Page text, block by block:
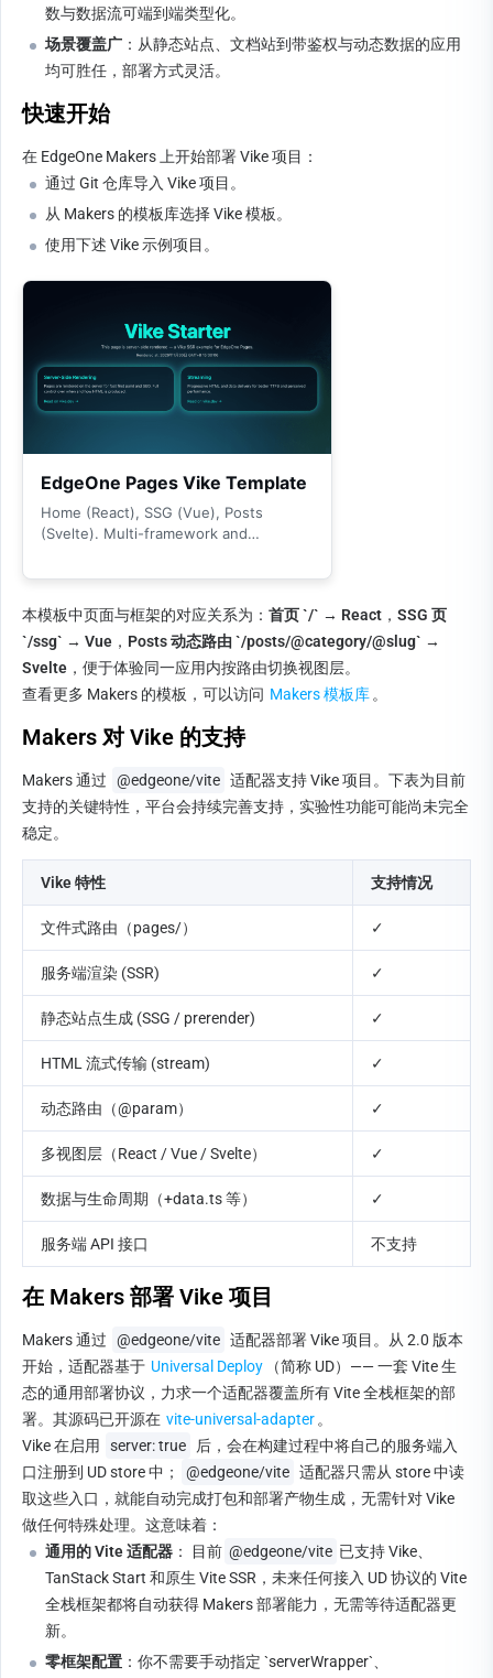
数与数据流可端到端类型化。
场景覆盖广 ：从静态站点、文档站到带鉴权与动态数据的应用
均可胜任，部署方式灵活。
快速开始
在 EdgeOne Makers 上开始部署 Vike 项目：
通过 Git 仓库导入 Vike 项目。
从 Makers 的模板库选择 Vike 模板。
使用下述 Vike 示例项目。
本模板中页面与框架的对应关系为： 首页 `/` → React ， SSG 页
`/ssg` → Vue ， Posts 动态路由 `/posts/@category/@slug` →
Svelte ，便于体验同一应用内按路由切换视图层。
查看更多 Makers 的模板，可以访问 Makers 模板库 。
Makers 对 Vike 的支持
Makers 通过 @edgeone/vite 适配器支持 Vike 项目。下表为目前
支持的关键特性，平台会持续完善支持，实验性功能可能尚未完全
稳定。
Vike 特性 支持情况
文件式路由（pages/） ✓
服务端渲染 (SSR) ✓
静态站点生成 (SSG / prerender) ✓
HTML 流式传输 (stream) ✓
动态路由（@param） ✓
多视图层（React / Vue / Svelte） ✓
数据与生命周期（+data.ts 等） ✓
服务端 API 接口 不支持
在 Makers 部署 Vike 项目
Makers 通过 @edgeone/vite 适配器部署 Vike 项目。从 2.0 版本
开始，适配器基于 Universal Deploy
（简称 UD）—— 一套 Vite 生
态的通用部署协议，力求一个适配器覆盖所有 Vite 全栈框架的部
署。其源码已开源在 vite-universal-adapter 。
Vike 在启用
server: true
后，会在构建过程中将自己的服务端入
口注册到 UD store 中；
@edgeone/vite 适配器只需从 store 中读
取这些入口，就能自动完成打包和部署产物生成，无需针对 Vike
做任何特殊处理。这意味着：
通用的 Vite 适配器 ： 目前 @edgeone/vite 已支持 Vike、
TanStack Start 和原生 Vite SSR，未来任何接入 UD 协议的 Vite
全栈框架都将自动获得 Makers 部署能力，无需等待适配器更
新。
零框架配置 ：你不需要手动指定 `serverWrapper`、